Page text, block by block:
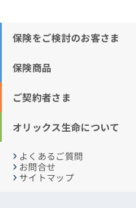
保険をご検討のお客さま
保険商品
ご契約者さま
オリックス生命について
よくあるご質問
お問合せ
サイトマップ